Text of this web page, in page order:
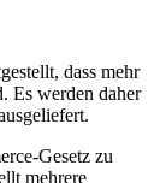
dass mehr
Es werden daher
Gesetz zu
mehrere